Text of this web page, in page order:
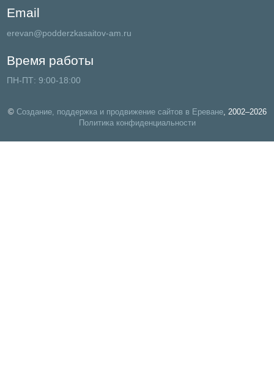
Email
erevan@podderzkasaitov-am.ru
Время работы
ПН-ПТ: 9:00-18:00
© Создание, поддержка и продвижение сайтов в Ереване, 2002–2026
Политика конфиденциальности